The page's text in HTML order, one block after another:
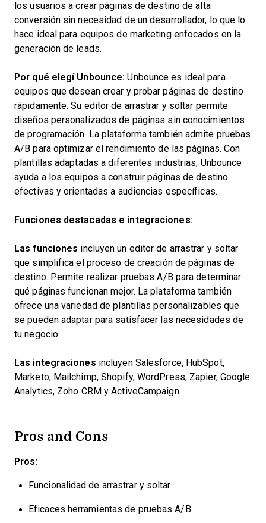
los usuarios a crear páginas de destino de alta
conversión sin necesidad de un desarrollador, lo que lo
hace ideal para equipos de marketing enfocados en la
generación de leads.
Por qué elegí Unbounce: Unbounce es ideal para
equipos que desean crear y probar páginas de destino
rápidamente. Su editor de arrastrar y soltar permite
diseños personalizados de páginas sin conocimientos
de programación. La plataforma también admite pruebas
A/B para optimizar el rendimiento de las páginas. Con
plantillas adaptadas a diferentes industrias, Unbounce
ayuda a los equipos a construir páginas de destino
efectivas y orientadas a audiencias específicas.
Funciones destacadas e integraciones:
Las funciones incluyen un editor de arrastrar y soltar
que simplifica el proceso de creación de páginas de
destino. Permite realizar pruebas A/B para determinar
qué páginas funcionan mejor. La plataforma también
ofrece una variedad de plantillas personalizables que
se pueden adaptar para satisfacer las necesidades de
tu negocio.
Las integraciones incluyen Salesforce, HubSpot,
Marketo, Mailchimp, Shopify, WordPress, Zapier, Google
Analytics, Zoho CRM y ActiveCampaign.
Pros and Cons
Pros:
Funcionalidad de arrastrar y soltar
Eficaces herramientas de pruebas A/B